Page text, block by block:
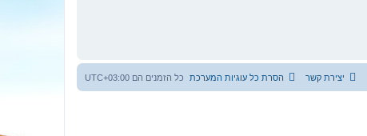
כל הזמנים הם UTC+03:00 הסרת כל עוגיות המערכת יצירת קשר